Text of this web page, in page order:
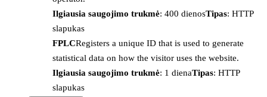
Ilgiausia saugojimo trukmė: 400 dienosTipas: HTTP
slapukas
FPLCRegisters a unique ID that is used to generate
statistical data on how the visitor uses the website.
Ilgiausia saugojimo trukmė: 1 dienaTipas: HTTP
slapukas